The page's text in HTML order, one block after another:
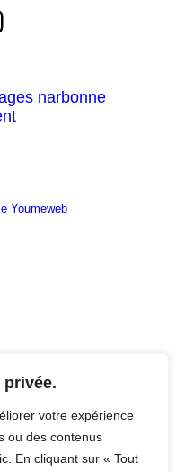
votre expérience
ou des contenus
En cliquant sur « Tout
Youmeweb
14h00 – 18h30
/ 14h00 – 17h00